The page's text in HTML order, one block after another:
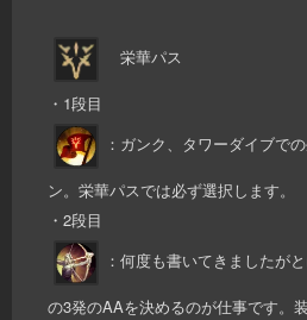
栄華パス
・1段目
：ガンク、タワーダイブで
ン。栄華パスでは必ず選択します。
・2段目
：何度も書いてきましたが
の3発のAAを決めるのが仕事です。